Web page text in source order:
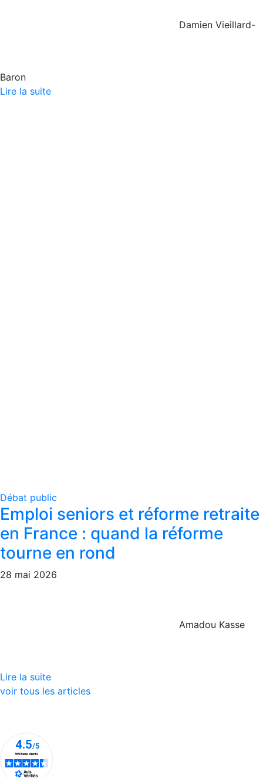
Damien Vieillard-
Baron
Lire la suite
Débat public
Emploi seniors et réforme retraite
en France : quand la réforme
tourne en rond
28 mai 2026
Amadou Kasse
Lire la suite
voir tous les articles